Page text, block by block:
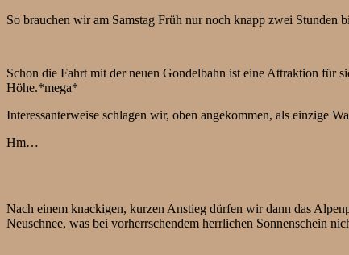
So brauchen wir am Samstag Früh nur noch knapp zwei
Schon die Fahrt mit der neuen Gondelbahn ist eine Attraktion für
Höhe.*mega*
Interessanterweise schlagen wir, oben angekommen, als einzige
Hm…
Nach einem knackigen, kurzen Anstieg dürfen wir dann das
Neuschnee, was bei vorherrschendem herrlichen Sonnenschein